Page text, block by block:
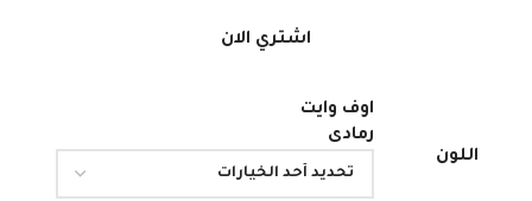
اشتري الان
اللون
اوف وايت
رمادى